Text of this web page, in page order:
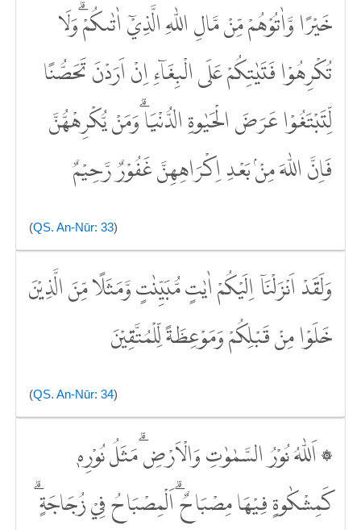
خَيْرًا وَّاٰتُوْهُمْ مِّنْ مَّالِ اللّٰهِ الَّذِيْٓ اٰتٰىكُمْ ۗوَلَا
تُكْرِهُوْا فَتَيٰتِكُمْ عَلَى الْبِغَاۤءِ اِنْ اَرَدْنَ تَحَصُّنًا
لِّتَبْتَغُوْا عَرَضَ الْحَيٰوةِ الدُّنْيَا ۗوَمَنْ يُّكْرِهْهُّنَّ
فَاِنَّ اللّٰهَ مِنْۢ بَعْدِ اِكْرَاهِهِنَّ غَفُوْرٌ رَّحِيْمٌ
(QS. An-Nūr: 33)
وَلَقَدْ اَنْزَلْنَآ اِلَيْكُمْ اٰيٰتٍ مُّبَيِّنٰتٍ وَّمَثَلًا مِّنَ الَّذِيْنَ
خَلَوْا مِنْ قَبْلِكُمْ وَمَوْعِظَةً لِّلْمُتَّقِيْنَ
(QS. An-Nūr: 34)
۞ اَللّٰهُ نُوْرُ السَّمٰوٰتِ وَالْاَرْضِۗ مَثَلُ نُوْرِهٖ
كَمِشْكٰوةٍ فِيْهَا مِصْبَاحٌۗ اَلْمِصْبَاحُ فِيْ زُجَاجَةٍۗ